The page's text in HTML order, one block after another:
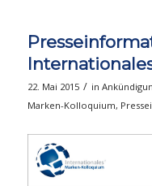
22. Mai 2015 / in
Marken-Kolloquium,